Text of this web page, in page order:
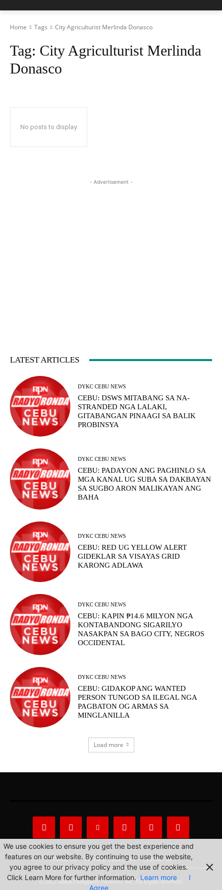
Home Tags City Agriculturist Merlinda Donasco
Tag: City Agriculturist Merlinda
Donasco
No posts to display
- Advertisement -
LATEST ARTICLES
DYKC CEBU NEWS
CEBU: DSWS MITABANG SA NA-
STRANDED NGA LALAKI,
GITABANGAN PINAAGI SA BALIK
PROBINSYA
DYKC CEBU NEWS
CEBU: PADAYON ANG PAGHINLO SA
MGA KANAL UG SUBA SA DAKBAYAN
SA SUGBO ARON MALIKAYAN ANG
BAHA
DYKC CEBU NEWS
CEBU: RED UG YELLOW ALERT
GIDEKLAR SA VISAYAS GRID
KARONG ADLAWA
DYKC CEBU NEWS
CEBU: KAPIN ₱14.6 MILYON NGA
KONTABANDONG SIGARILYO
NASAKPAN SA BAGO CITY, NEGROS
OCCIDENTAL
DYKC CEBU NEWS
CEBU: GIDAKOP ANG WANTED
PERSON TUNGOD SA ILEGAL NGA
PAGBATON OG ARMAS SA
MINGLANILLA
Load more
About Us Privacy Statement Contact us
© 2022 Radio Philippines Network, Inc. All Rights Reserved.
We use cookies to ensure you get the best experience and
features on our website. By continuing to use the website,
you agree to our privacy policy and the use of cookies.
Click Learn More for further information. Learn more
I
Agree